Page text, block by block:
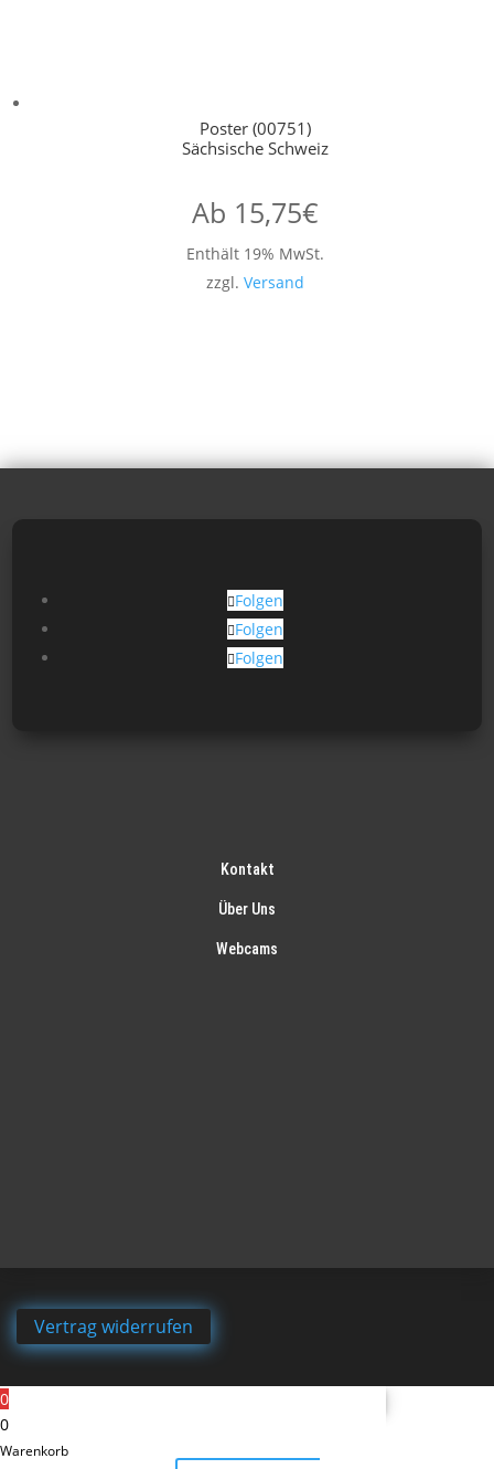
Poster (00751)
Sächsische Schweiz
Ab 15,75€
Enthält 19% MwSt.
zzgl. Versand
Folgen
Folgen
Folgen
Kontakt
Über Uns
Webcams
Vertrag widerrufen
0
0
Warenkorb